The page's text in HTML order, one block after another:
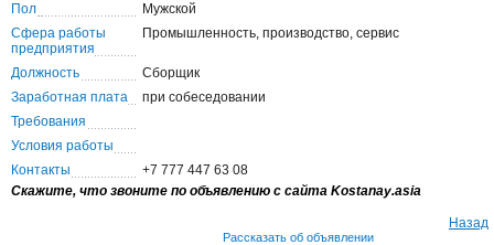
Пол
Мужской
Сфера работы
предприятия
Промышленность, производство, сервис
Должность
Сборщик
Заработная плата
при собеседовании
Требования
Условия работы
Контакты
+7 777 447 63 08
Скажите, что звоните по объявлению с сайта Kostanay.asia
Назад
Рассказать об объявлении